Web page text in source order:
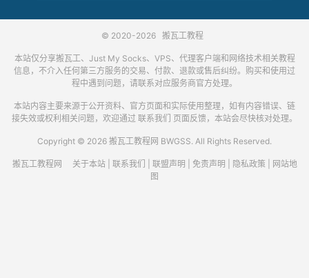
© 2020-2026 搬瓦工教程
本站仅分享搬瓦工、Just My Socks、VPS、代理客户端和网络技术相关教程
信息，不介入任何第三方服务的交易、付款、退款或售后纠纷。购买和使用过
程中遇到问题，请联系对应服务商官方处理。
本站内容主要来源于公开资料、官方页面和实际使用整理，如有内容错误、链
接失效或权利相关问题，欢迎通过 联系我们 页面反馈，本站会尽快核对处理。
Copyright © 2026 搬瓦工教程网 BWGSS. All Rights Reserved.
搬瓦工教程网 关于本站| 联系我们 联盟声明 免责声明 隐私政策
网站地
图